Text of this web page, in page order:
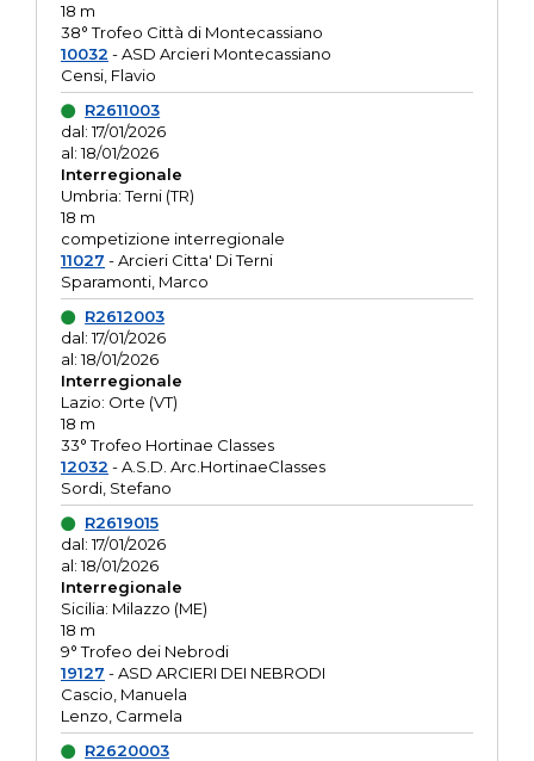
18 m
38° Trofeo Città di Montecassiano
10032 - ASD Arcieri Montecassiano
Censi, Flavio
R2611003
dal: 17/01/2026
al: 18/01/2026
Interregionale
Umbria: Terni (TR)
18 m
competizione interregionale
11027 - Arcieri Citta' Di Terni
Sparamonti, Marco
R2612003
dal: 17/01/2026
al: 18/01/2026
Interregionale
Lazio: Orte (VT)
18 m
33° Trofeo Hortinae Classes
12032 - A.S.D. Arc.HortinaeClasses
Sordi, Stefano
R2619015
dal: 17/01/2026
al: 18/01/2026
Interregionale
Sicilia: Milazzo (ME)
18 m
9° Trofeo dei Nebrodi
19127 - ASD ARCIERI DEI NEBRODI
Cascio, Manuela
Lenzo, Carmela
R2620003